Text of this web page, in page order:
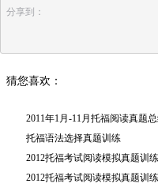
分享到：
猜您喜欢：
2011年1月-11月托福阅读真题
托福语法选择真题训练
2012托福考试阅读模拟真题训练
2012托福考试阅读模拟真题训练